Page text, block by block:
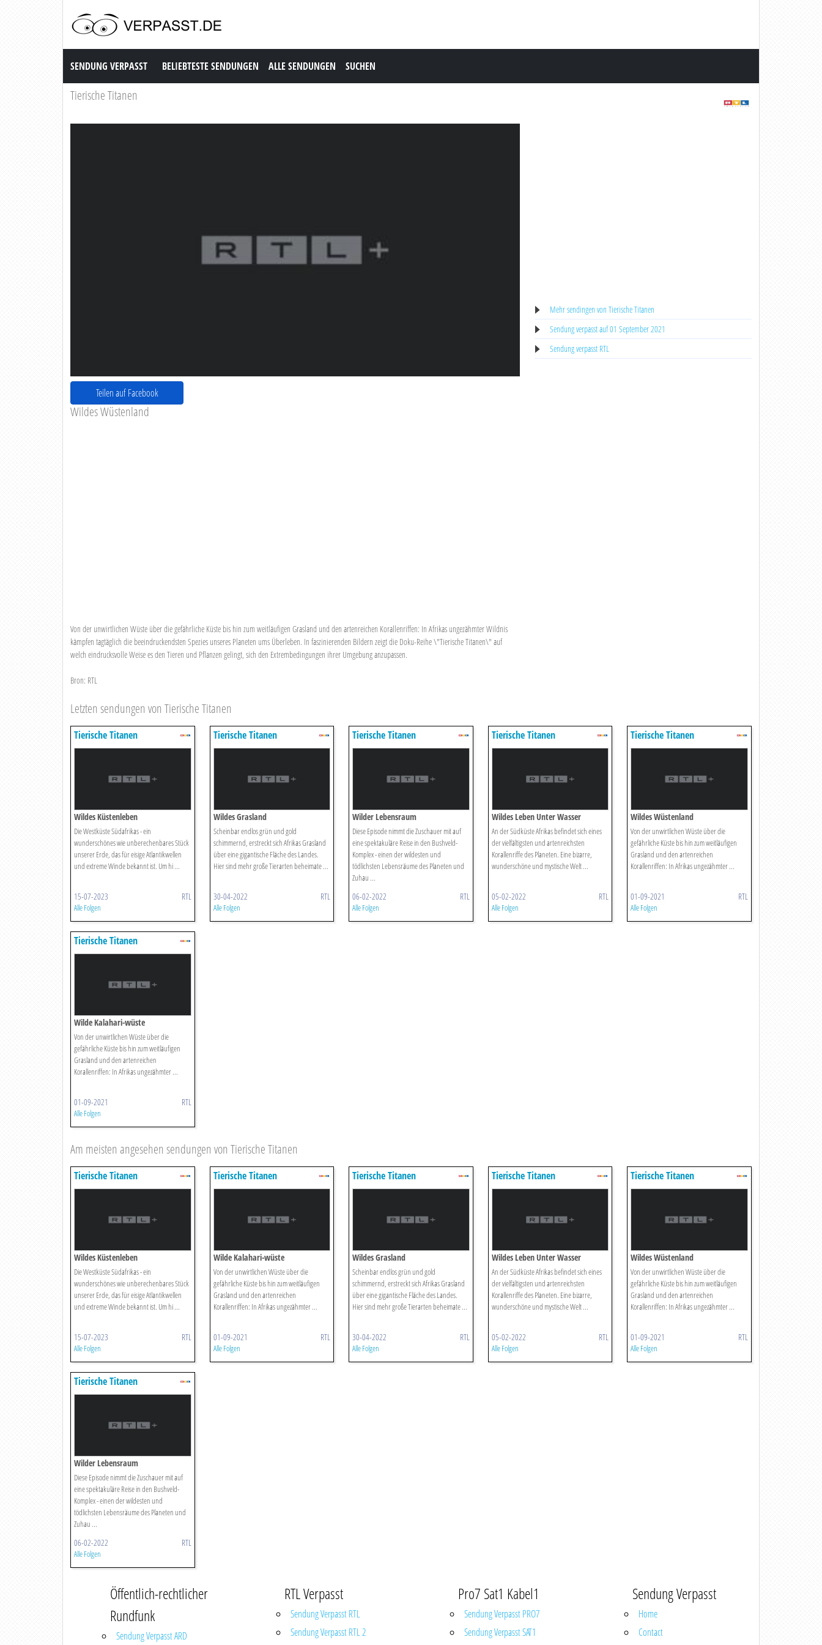
Sendung Verpasst
SENDUNG VERPASST BELIEBTESTE SENDUNGEN ALLE SENDUNGEN SUCHEN
Tierische Titanen
Teilen auf Facebook
Wildes Wüstenland
Von der unwirtlichen Wüste über die gefährliche Küste bis hin zum weitläufigen Grasland und den artenreichen Korallenriffen: In Afrikas ungezähmter Wildnis
kämpfen tagtäglich die beeindruckendsten Spezies unseres Planeten ums Überleben. In faszinierenden Bildern zeigt die Doku-Reihe \"Tierische Titanen\" auf
welch eindrucksvolle Weise es den Tieren und Pflanzen gelingt, sich den Extrembedingungen ihrer Umgebung anzupassen.
Bron: RTL
Mehr sendingen von Tierische Titanen
Sendung verpasst auf 01 September 2021
Sendung verpasst RTL
Letzten sendungen von Tierische Titanen
Tierische Titanen
Wildes Küstenleben
Die Westküste Südafrikas - ein
wunderschönes wie unberechenbares Stück
unserer Erde, das für eisige Atlantikwellen
und extreme Winde bekannt ist. Um hi ...
15-07-2023 RTL
Alle Folgen
Tierische Titanen
Wildes Grasland
Scheinbar endlos grün und gold
schimmernd, erstreckt sich Afrikas Grasland
über eine gigantische Fläche des Landes.
Hier sind mehr große Tierarten beheimate ...
30-04-2022 RTL
Alle Folgen
Tierische Titanen
Wilder Lebensraum
Diese Episode nimmt die Zuschauer mit auf
eine spektakuläre Reise in den Bushveld-
Komplex - einen der wildesten und
tödlichsten Lebensräume des Planeten und
Zuhau ...
06-02-2022 RTL
Alle Folgen
Tierische Titanen
Wildes Leben Unter Wasser
An der Südküste Afrikas befindet sich eines
der vielfältigsten und artenreichsten
Korallenriffe des Planeten. Eine bizarre,
wunderschöne und mystische Welt ...
05-02-2022 RTL
Alle Folgen
Tierische Titanen
Wildes Wüstenland
Von der unwirtlichen Wüste über die
gefährliche Küste bis hin zum weitläufigen
Grasland und den artenreichen
Korallenriffen: In Afrikas ungezähmter ...
01-09-2021 RTL
Alle Folgen
Tierische Titanen
Wilde Kalahari-wüste
Von der unwirtlichen Wüste über die
gefährliche Küste bis hin zum weitläufigen
Grasland und den artenreichen
Korallenriffen: In Afrikas ungezähmter ...
01-09-2021 RTL
Alle Folgen
Am meisten angesehen sendungen von Tierische Titanen
Tierische Titanen
Wildes Küstenleben
Die Westküste Südafrikas - ein
wunderschönes wie unberechenbares Stück
unserer Erde, das für eisige Atlantikwellen
und extreme Winde bekannt ist. Um hi ...
15-07-2023 RTL
Alle Folgen
Tierische Titanen
Wilde Kalahari-wüste
Von der unwirtlichen Wüste über die
gefährliche Küste bis hin zum weitläufigen
Grasland und den artenreichen
Korallenriffen: In Afrikas ungezähmter ...
01-09-2021 RTL
Alle Folgen
Tierische Titanen
Wildes Grasland
Scheinbar endlos grün und gold
schimmernd, erstreckt sich Afrikas Grasland
über eine gigantische Fläche des Landes.
Hier sind mehr große Tierarten beheimate ...
30-04-2022 RTL
Alle Folgen
Tierische Titanen
Wildes Leben Unter Wasser
An der Südküste Afrikas befindet sich eines
der vielfältigsten und artenreichsten
Korallenriffe des Planeten. Eine bizarre,
wunderschöne und mystische Welt ...
05-02-2022 RTL
Alle Folgen
Tierische Titanen
Wildes Wüstenland
Von der unwirtlichen Wüste über die
gefährliche Küste bis hin zum weitläufigen
Grasland und den artenreichen
Korallenriffen: In Afrikas ungezähmter ...
01-09-2021 RTL
Alle Folgen
Tierische Titanen
Wilder Lebensraum
Diese Episode nimmt die Zuschauer mit auf
eine spektakuläre Reise in den Bushveld-
Komplex - einen der wildesten und
tödlichsten Lebensräume des Planeten und
Zuhau ...
06-02-2022 RTL
Alle Folgen
Öffentlich-rechtlicher
Rundfunk
Sendung Verpasst ARD
RTL Verpasst
Sendung Verpasst RTL
Sendung Verpasst RTL 2
Pro7 Sat1 Kabel1
Sendung Verpasst PRO7
Sendung Verpasst SAT1
Sendung Verpasst
Home
Contact